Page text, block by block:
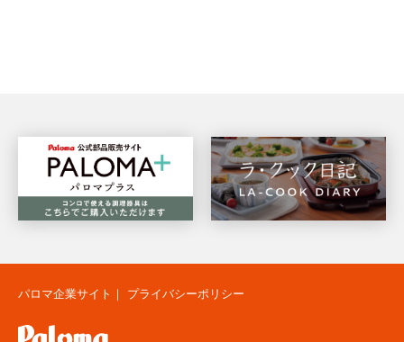
パロマ企業サイト ｜ プライバシーポリシー